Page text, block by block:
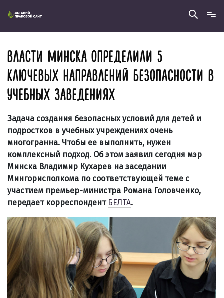
ВЛАСТИ МИНСКА ОПРЕДЕЛИЛИ 5
КЛЮЧЕВЫХ НАПРАВЛЕНИЙ БЕЗОПАСНОСТИ В
УЧЕБНЫХ ЗАВЕДЕНИЯХ
Задача создания безопасных условий для детей и
подростков в учебных учреждениях очень
многогранна. Чтобы ее выполнить, нужен
комплексный подход. Об этом заявил сегодня мэр
Минска Владимир Кухарев на заседании
Мингорисполкома по соответствующей теме с
участием премьер-министра Романа Головченко,
передает корреспондент БЕЛТА.